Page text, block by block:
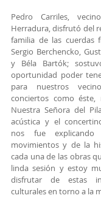
Pedro Carriles,
Herradura, disfrutó del
familia de las cuerdas
Sergio Berchencko,
y Béla Bartók;
oportunidad poder
para nuestros
conciertos como éste,
Nuestra Señora del
acústica y el
nos fue
movimientos y de la
cada una de las obras
linda sesión y estoy
disfrutar de estas
culturales en torno a la